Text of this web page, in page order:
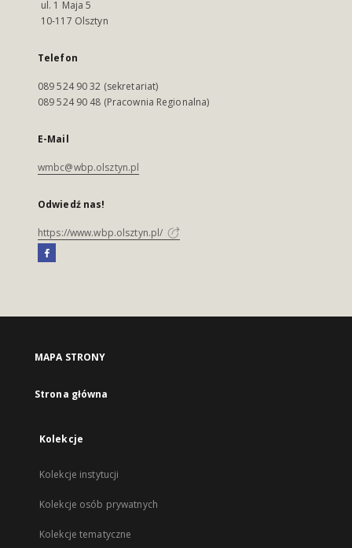
ul. 1 Maja 5
10-117 Olsztyn
Telefon
089 524 90 32 (sekretariat)
089 524 90 48 (Pracownia Regionalna)
E-Mail
wmbc@wbp.olsztyn.pl
Odwiedź nas!
https://www.wbp.olsztyn.pl/
MAPA STRONY
Strona główna
Kolekcje
Kolekcje instytucji
Kolekcje osób prywatnych
Kolekcje tematyczne